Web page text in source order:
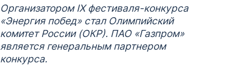
Организатором IXфестиваля-конкурса
«Энергия побед» стал Олимпийский
комитет России (ОКР). ПАО «Газпром»
является генеральным партнером
конкурса.